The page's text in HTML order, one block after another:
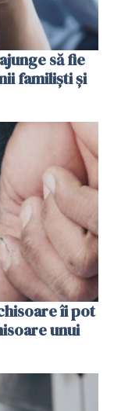
să fie
familiști și
îi pot
unui